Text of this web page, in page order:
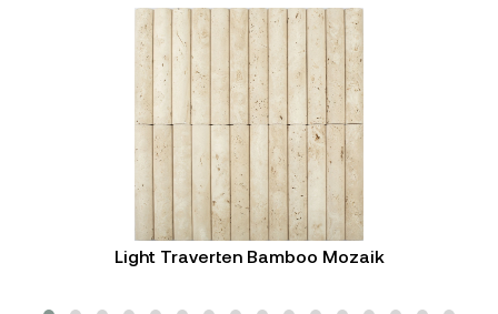
Light Traverten Bamboo Mozaik